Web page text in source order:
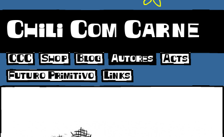
Chili Com Carne
CCC Shop Blog Autores
Acts
Futuro Primitivo
Links